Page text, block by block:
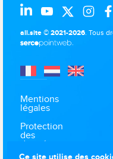
all.site © 2021-2026. Tous
.
Mentions
légales
Protection
des
données
Ce site utilise des